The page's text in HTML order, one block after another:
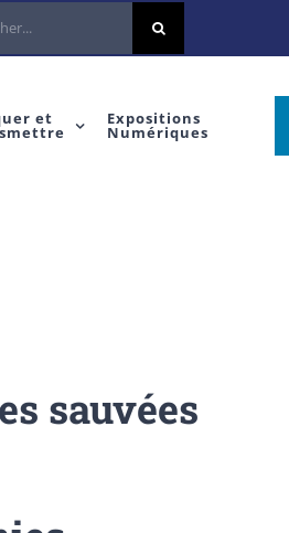
et Expositions
Numériques
sauvées